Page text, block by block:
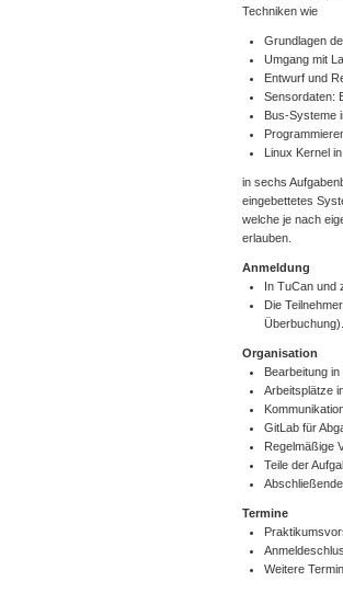
Techniken wie
Grundlagen
Umgang mit
Entwurf und
Sensordaten:
Bus-Systeme
Linux Kernel
in sechs
eingebettetes
welche je nach
erlauben.
Anmeldung
In TuCan und
Die
Überbuchung).
Organisation
Bearbeitung
Arbeitsplätze
GitLab für
Regelmäßige
Teile der
Termine
Weitere